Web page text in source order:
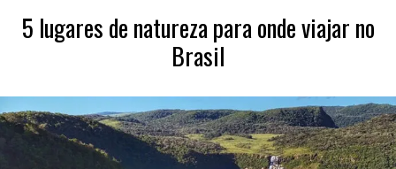
5 lugares de natureza para onde viajar no
Brasil